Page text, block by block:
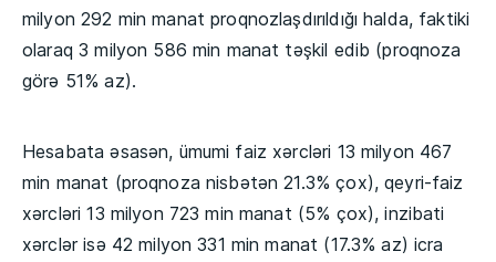
milyon 292 min manat proqnozlaşdırıldığı halda, faktiki
olaraq 3 milyon 586 min manat təşkil edib (proqnoza
görə 51% az).
Hesabata əsasən, ümumi faiz xərcləri 13 milyon 467
min manat (proqnoza nisbətən 21.3% çox), qeyri-faiz
xərcləri 13 milyon 723 min manat (5% çox), inzibati
xərclər isə 42 milyon 331 min manat (17.3% az) icra